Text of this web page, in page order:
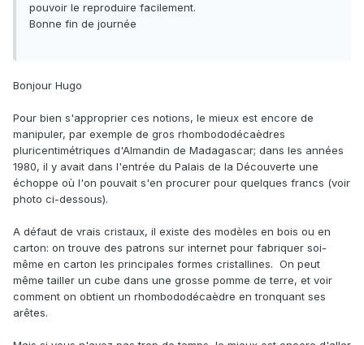
En ce qui concerne le nom de ce solide, c'est la foire:
- En Cristallographie c'est le premier membre de la famille
des tétragono-trioctaèdres, notés (hhl) avec h<l et h non
- En Géométrie, on l'appelle icositétraèdre trapézoïdal (bien
que les faces ne soient pas des trapèzes), ou tétragonal,
ou deltoïdal.
- Enfin les minéralogistes l'appellent trapézoèdre, bien qu'il
n'ait rien à voir avec la famille des trapézoèdres au sens
des Géomètres. Mais cette appellation a le mérite d'être
pouvoir le reproduire facilement.
Bonne fin de journée
Bonjour Hugo
Pour bien s'approprier ces notions, le mieux est encore de
manipuler, par exemple de gros rhombododécaèdres
pluricentimétriques d'Almandin de Madagascar; dans les années
1980, il y avait dans l'entrée du Palais de la Découverte une
échoppe où l'on pouvait s'en procurer pour quelques francs (voir
photo ci-dessous).
A défaut de vrais cristaux, il existe des modèles en bois ou en
carton: on trouve des patrons sur internet pour fabriquer soi-
même en carton les principales formes cristallines. On peut
même tailler un cube dans une grosse pomme de terre, et voir
comment on obtient un rhombododécaèdre en tronquant ses
arêtes.